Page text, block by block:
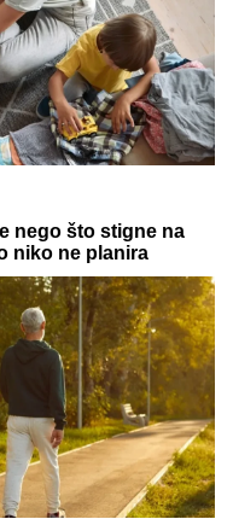
nego što stigne na
niko ne planira